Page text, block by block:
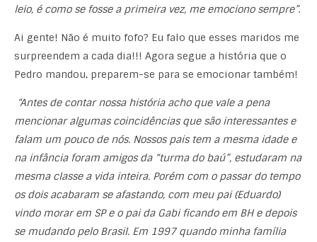
leio, é como se fosse a primeira vez, me emociono sempre”.
Ai gente! Não é muito fofo? Eu falo que esses maridos me
surpreendem a cada dia!!! Agora segue a história que o
Pedro mandou, preparem-se para se emocionar também!
“Antes de contar nossa história acho que vale a pena
mencionar algumas coincidências que são interessantes e
falam um pouco de nós. Nossos pais tem a mesma idade e
na infância foram amigos da “turma do baú”, estudaram na
mesma classe a vida inteira. Porém com o passar do tempo
os dois acabaram se afastando, com meu pai (Eduardo)
vindo morar em SP e o pai da Gabi ficando em BH e depois
se mudando pelo Brasil. Em 1997 quando minha família